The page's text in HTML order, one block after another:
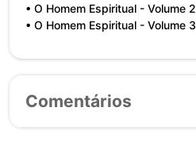
• O Homem Espiritual - Volume 2
• O Homem Espiritual - Volume 3
Comentários